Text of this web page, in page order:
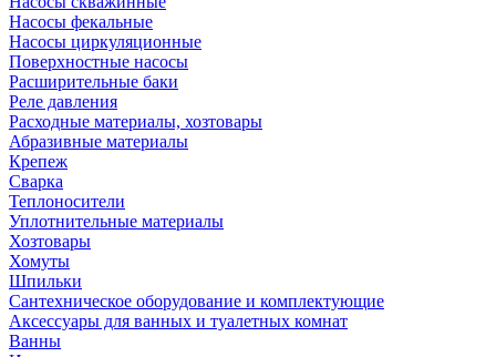
Насосы фекальные
Насосы циркуляционные
Поверхностные насосы
Расширительные баки
Реле давления
Расходные материалы, хозтовары
Абразивные материалы
Крепеж
Сварка
Теплоносители
Уплотнительные материалы
Хозтовары
Хомуты
Шпильки
Сантехническое оборудование и комплектующие
Аксессуары для ванных и туалетных комнат
Ванны